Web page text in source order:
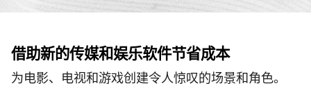
借助新的传媒和娱乐软件节省成本
为电影、电视和游戏创建令人惊叹的场景和角色。